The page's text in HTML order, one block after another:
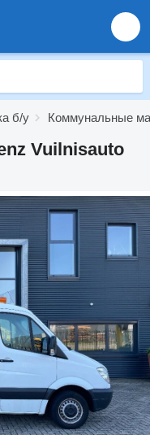
б/у Коммунальные
Vuilnisauto